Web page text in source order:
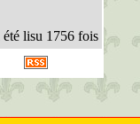
été lisu 1756 fois